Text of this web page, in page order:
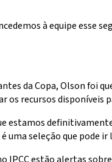
à equipe esse
da Copa, Olson foi
recursos disponíveis
estamos
uma seleção que